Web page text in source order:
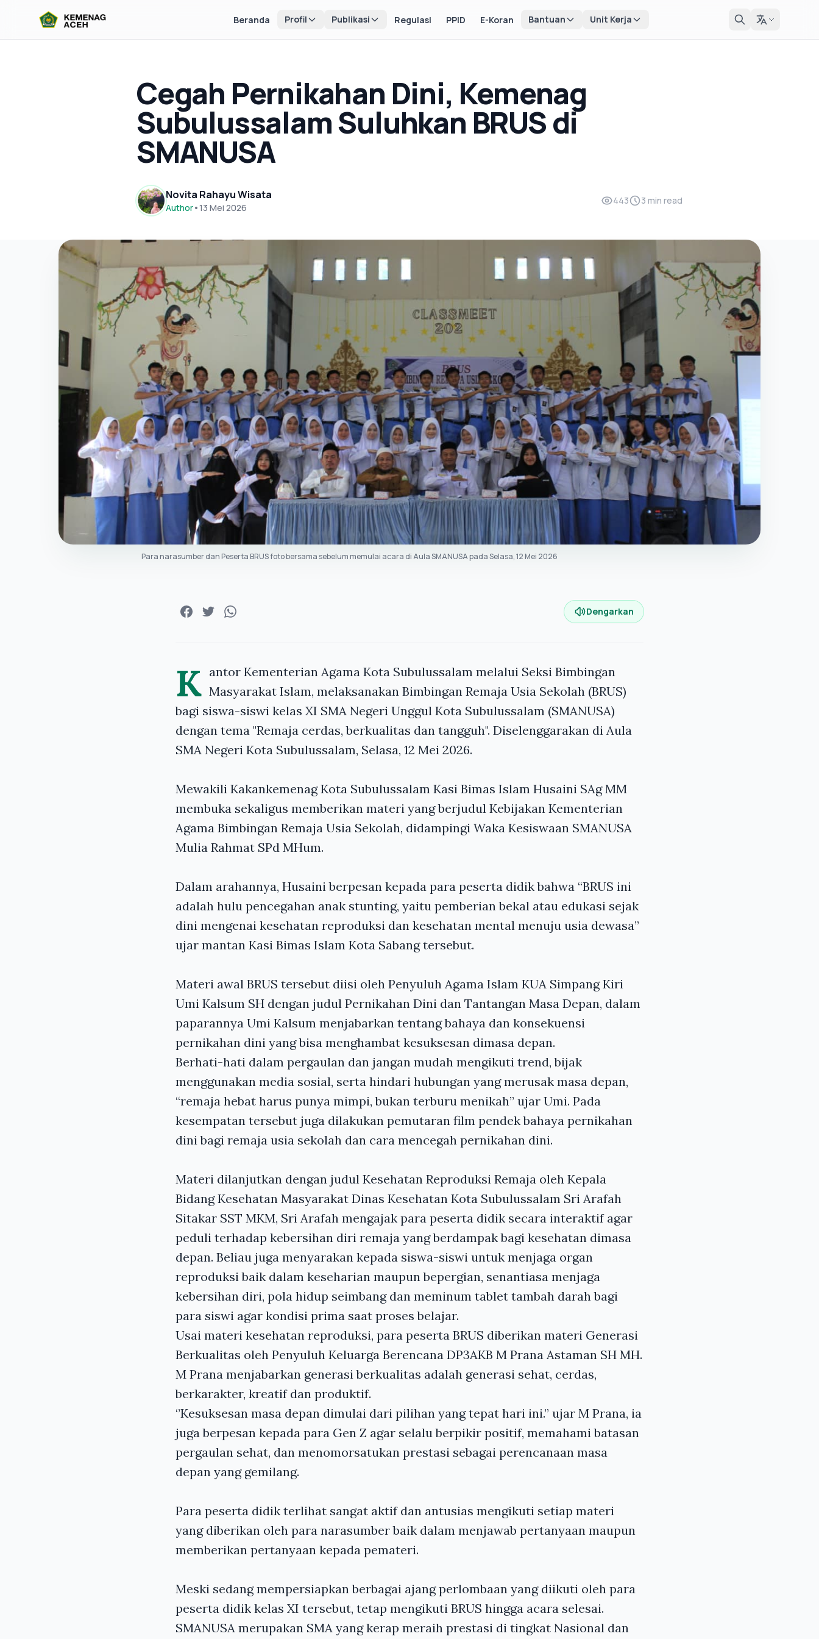
Beranda Profil Publikasi Regulasi PPID E-Koran Bantuan Unit Kerja
Cegah Pernikahan Dini, Kemenag
Subulussalam Suluhkan BRUS di
SMANUSA
Novita Rahayu Wisata
Author•13 Mei 2026
443 3 min read
Para narasumber dan Peserta BRUS foto bersama sebelum memulai acara di Aula SMANUSA pada Selasa, 12 Mei 2026
Dengarkan
K antor Kementerian Agama Kota Subulussalam melalui Seksi Bimbingan
Masyarakat Islam, melaksanakan Bimbingan Remaja Usia Sekolah (BRUS)
bagi siswa-siswi kelas XI SMA Negeri Unggul Kota Subulussalam (SMANUSA)
dengan tema "Remaja cerdas, berkualitas dan tangguh". Diselenggarakan di Aula
SMA Negeri Kota Subulussalam, Selasa, 12 Mei 2026.
Mewakili Kakankemenag Kota Subulussalam Kasi Bimas Islam Husaini SAg MM
membuka sekaligus memberikan materi yang berjudul Kebijakan Kementerian
Agama Bimbingan Remaja Usia Sekolah, didampingi Waka Kesiswaan SMANUSA
Mulia Rahmat SPd MHum.
Dalam arahannya, Husaini berpesan kepada para peserta didik bahwa “BRUS ini
adalah hulu pencegahan anak stunting, yaitu pemberian bekal atau edukasi sejak
dini mengenai kesehatan reproduksi dan kesehatan mental menuju usia dewasa”
ujar mantan Kasi Bimas Islam Kota Sabang tersebut.
Materi awal BRUS tersebut diisi oleh Penyuluh Agama Islam KUA Simpang Kiri
Umi Kalsum SH dengan judul Pernikahan Dini dan Tantangan Masa Depan, dalam
paparannya Umi Kalsum menjabarkan tentang bahaya dan konsekuensi
pernikahan dini yang bisa menghambat kesuksesan dimasa depan.
Berhati-hati dalam pergaulan dan jangan mudah mengikuti trend, bijak
menggunakan media sosial, serta hindari hubungan yang merusak masa depan,
“remaja hebat harus punya mimpi, bukan terburu menikah” ujar Umi. Pada
kesempatan tersebut juga dilakukan pemutaran film pendek bahaya pernikahan
dini bagi remaja usia sekolah dan cara mencegah pernikahan dini.
Materi dilanjutkan dengan judul Kesehatan Reproduksi Remaja oleh Kepala
Bidang Kesehatan Masyarakat Dinas Kesehatan Kota Subulussalam Sri Arafah
Sitakar SST MKM, Sri Arafah mengajak para peserta didik secara interaktif agar
peduli terhadap kebersihan diri remaja yang berdampak bagi kesehatan dimasa
depan. Beliau juga menyarakan kepada siswa-siswi untuk menjaga organ
reproduksi baik dalam keseharian maupun bepergian, senantiasa menjaga
kebersihan diri, pola hidup seimbang dan meminum tablet tambah darah bagi
para siswi agar kondisi prima saat proses belajar.
Usai materi kesehatan reproduksi, para peserta BRUS diberikan materi Generasi
Berkualitas oleh Penyuluh Keluarga Berencana DP3AKB M Prana Astaman SH MH.
M Prana menjabarkan generasi berkualitas adalah generasi sehat, cerdas,
berkarakter, kreatif dan produktif.
‘’Kesuksesan masa depan dimulai dari pilihan yang tepat hari ini.” ujar M Prana, ia
juga berpesan kepada para Gen Z agar selalu berpikir positif, memahami batasan
pergaulan sehat, dan menomorsatukan prestasi sebagai perencanaan masa
depan yang gemilang.
Para peserta didik terlihat sangat aktif dan antusias mengikuti setiap materi
yang diberikan oleh para narasumber baik dalam menjawab pertanyaan maupun
memberikan pertanyaan kepada pemateri.
Meski sedang mempersiapkan berbagai ajang perlombaan yang diikuti oleh para
peserta didik kelas XI tersebut, tetap mengikuti BRUS hingga acara selesai.
SMANUSA merupakan SMA yang kerap meraih prestasi di tingkat Nasional dan